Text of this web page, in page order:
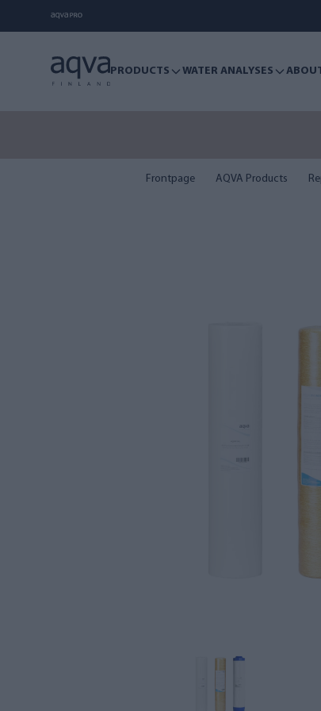
PRODUCTS WATER ANALYSES
Frontpage AQVA Products